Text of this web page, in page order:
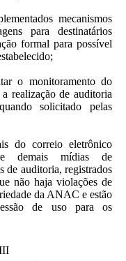
mecanismos
para destinatários
formal para possível
o monitoramento do
realização de auditoria
solicitado pelas
do correio eletrônico
e demais mídias de
de auditoria, registrados
não haja violações de
da ANAC e estão
de uso para os